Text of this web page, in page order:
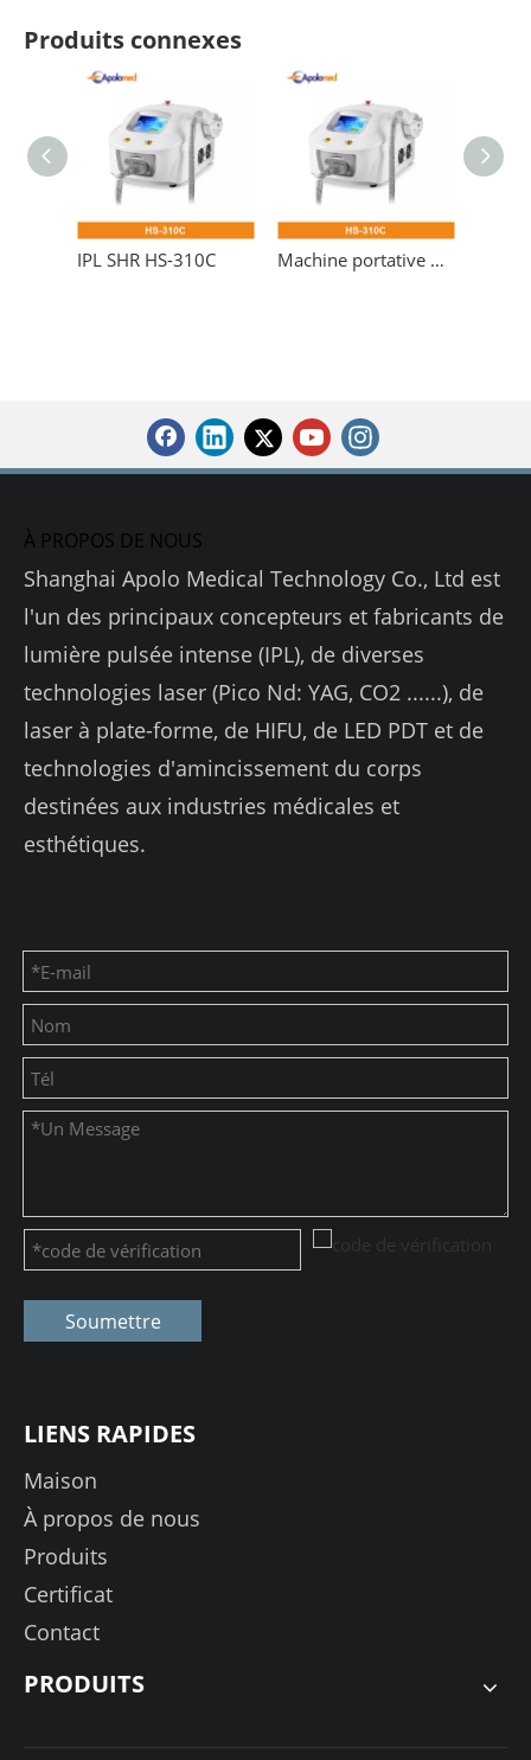
coureurs
Produits connexes
IPL SHR HS-310C Machine portative de lumière pulsée intense de chargement initial
À PROPOS DE NOUS
Shanghai Apolo Medical Technology Co., Ltd est
l'un des principaux concepteurs et fabricants de
lumière pulsée intense (IPL), de diverses
technologies laser (Pico Nd: YAG, CO2 ......), de
laser à plate-forme, de HIFU, de LED PDT et de
technologies d'amincissement du corps
destinées aux industries médicales et
esthétiques.
Soumettre
LIENS RAPIDES
Maison
À propos de nous
Produits
Certificat
Contact
PRODUITS